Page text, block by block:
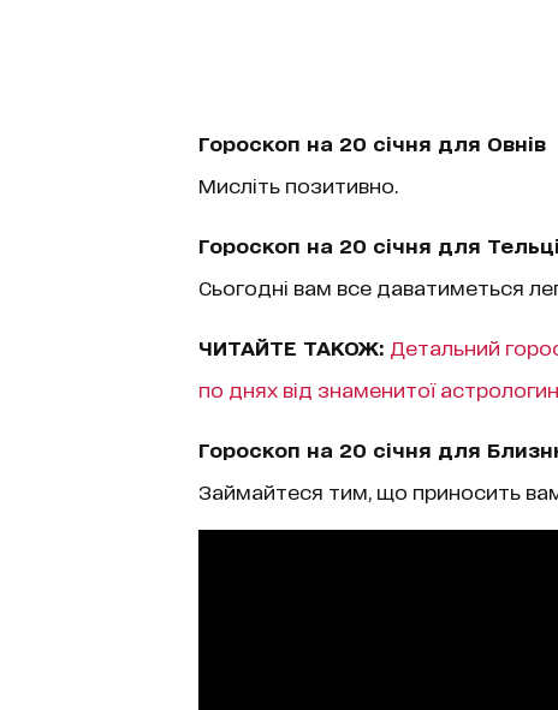
Гороскоп на 20 січня для Овнів
Мисліть позитивно.
Гороскоп на 20 січня для
Сьогодні вам все даватиметься
ЧИТАЙТЕ ТАКОЖ: Детальний
по днях від знаменитої
Гороскоп на 20 січня для
Займайтеся тим, що приносить